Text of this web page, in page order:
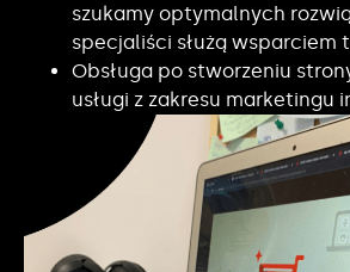
szukamy optymalnych
specjaliści służą wsparciem
Obsługa po stworzeniu
usługi z zakresu marketingu